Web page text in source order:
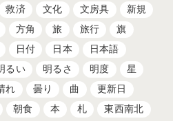
救済 文化 文房具
新規
方角 旅 旅行
旗
日付 日本
日本語
るい 明るさ 明度
星
れ 曇り 曲
更新日
朝食 本 札
東西南北